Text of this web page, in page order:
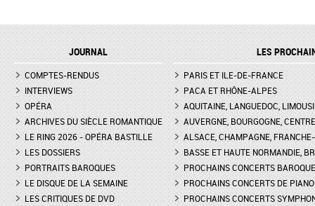
JOURNAL
COMPTES-RENDUS
INTERVIEWS
OPÉRA
ARCHIVES DU SIÈCLE ROMANTIQUE
LE RING 2026 - OPÉRA BASTILLE
LES DOSSIERS
PORTRAITS BAROQUES
LE DISQUE DE LA SEMAINE
LES CRITIQUES DE DVD
LES
PARIS ET ILE-DE-FRANCE
PACA ET RHÔNE-ALPES
AQUITAINE, LANGUEDOC,
AUVERGNE, BOURGOGNE, CENTRE
ALSACE, CHAMPAGNE,
BASSE ET HAUTE NORMANDIE,
PROCHAINS CONCERTS
PROCHAINS CONCERTS DE PIANO
PROCHAINS CONCERTS